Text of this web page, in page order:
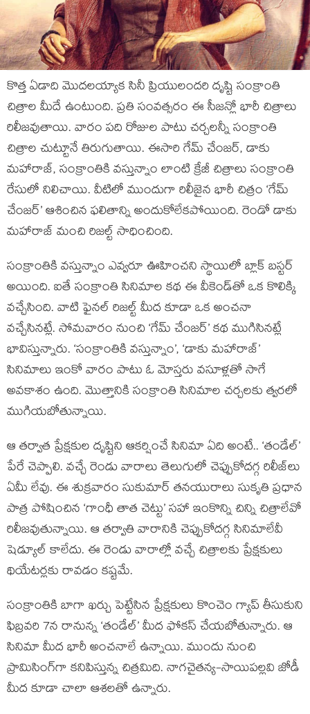
కొత్త ఏడాది మొదలయ్యాక సినీ ప్రియులందరి దృష్టి సంక్రాంతి
చిత్రాల మీదే ఉంటుంది. ప్రతి సంవత్సరం ఈ సీజన్లో భారీ చిత్రాలు
రిలీజవుతాయి. వారం పది రోజుల పాటు చర్చలన్నీ సంక్రాంతి
చిత్రాల చుట్టూనే తిరుగుతాయి. ఈసారి గేమ్ చేంజర్, డాకు
మహారాజ్, సంక్రాంతికి వస్తున్నాం లాంటి క్రేజీ చిత్రాలు సంక్రాంతి
రేసులో నిలిచాయి. వీటిలో ముందుగా రిలీజైన భారీ చిత్రం ‘గేమ్
చేంజర్’ ఆశించిన ఫలితాన్ని అందుకోలేకపోయింది. రెండో డాకు
మహారాజ్ మంచి రిజల్ట్ సాధించింది.
సంక్రాంతికి వస్తున్నాం ఎవ్వరూ ఊహించని స్థాయిలో బ్లాక్ బస్టర్
అయింది. ఐతే సంక్రాంతి సినిమాల కథ ఈ వీకెండ్‌తో ఒక కొలిక్కి
వచ్చేసింది. వాటి ఫైనల్ రిజల్ట్ మీద కూడా ఒక అంచనా
వచ్చేసినట్లే. సోమవారం నుంచి ‘గేమ్ చేంజర్’ కథ ముగిసినట్లే
భావిస్తున్నారు. ‘సంక్రాంతికి వస్తున్నాం’, ‘డాకు మహారాజ్’
సినిమాలు ఇంకో వారం పాటు ఓ మోస్తరు వసూళ్లతో సాగే
అవకాశం ఉంది. మొత్తానికి సంక్రాంతి సినిమాల చర్చలకు త్వరలో
ముగియబోతున్నాయి.
ఆ తర్వాత ప్రేక్షకుల దృష్టిని ఆకర్షించే సినిమా ఏది అంటే.. ‘తండేల్’
పేరే చెప్పాలి. వచ్చే రెండు వారాలు తెలుగులో చెప్పుకోదగ్గ రిలీజ్‌లు
ఏమీ లేవు. ఈ శుక్రవారం సుకుమార్ తనయురాలు సుకృతి ప్రధాన
పాత్ర పోషించిన ‘గాంధీ తాత చెట్టు’ సహా ఇంకొన్ని చిన్ని చిత్రాలేవో
రిలీజవుతున్నాయి. ఆ తర్వాతి వారానికి చెప్పుకోదగ్గ సినిమాలేవీ
షెడ్యూల్ కాలేదు. ఈ రెండు వారాల్లో వచ్చే చిత్రాలకు ప్రేక్షకులు
థియేటర్లకు రావడం కష్టమే.
సంక్రాంతికి బాగా ఖర్చు పెట్టేసిన ప్రేక్షకులు కొంచెం గ్యాప్ తీసుకుని
ఫిబ్రవరి 7న రానున్న ‘తండేల్’ మీద ఫోకస్ చేయబోతున్నారు. ఆ
సినిమా మీద భారీ అంచనాలే ఉన్నాయి. ముందు నుంచి
ప్రామిసింగ్‌గా కనిపిస్తున్న చిత్రమిది. నాగచైతన్య-సాయిపల్లవి జోడీ
మీద కూడా చాలా ఆశలతో ఉన్నారు.